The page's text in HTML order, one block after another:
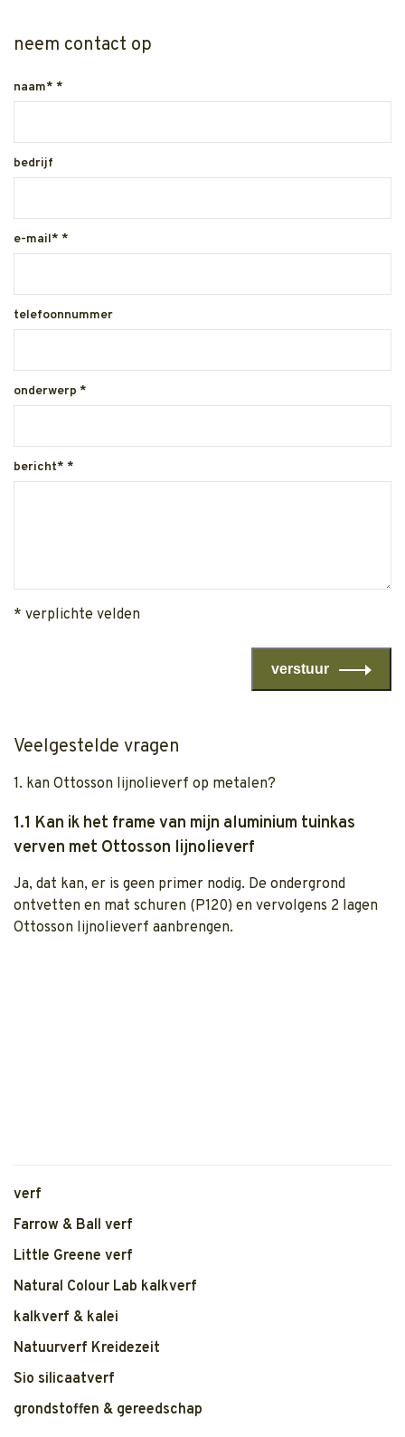
neem contact op
naam* *
bedrijf
e-mail* *
telefoonnummer
onderwerp *
bericht* *
* verplichte velden
verstuur
Veelgestelde vragen
1. kan Ottosson lijnolieverf op metalen?
1.1 Kan ik het frame van mijn aluminium tuinkas
verven met Ottosson lijnolieverf
Ja, dat kan, er is geen primer nodig. De ondergrond
ontvetten en mat schuren (P120) en vervolgens 2 lagen
Ottosson lijnolieverf aanbrengen.
verf
Farrow & Ball verf
Little Greene verf
Natural Colour Lab kalkverf
kalkverf & kalei
Natuurverf Kreidezeit
Sio silicaatverf
grondstoffen & gereedschap